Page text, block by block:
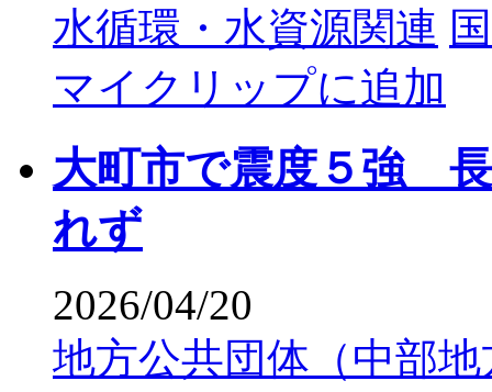
水循環・水資源関連
マイクリップに追加
大町市で震度５強
れず
2026/04/20
地方公共団体（中部地